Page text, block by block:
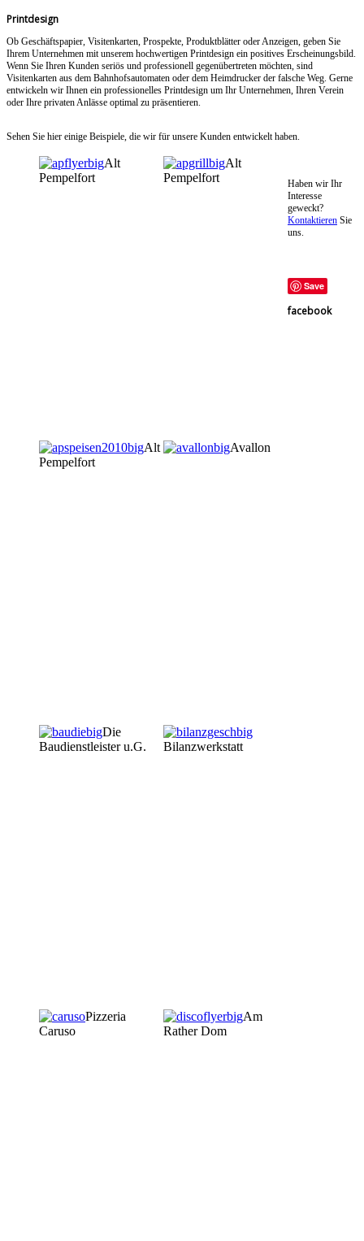
Printdesign
Ob Geschäftspapier, Visitenkarten, Prospekte, Produktblätter oder Anzeigen, geben Sie
Ihrem Unternehmen mit unserem hochwertigen Printdesign ein positives Erscheinungsbild.
Wenn Sie Ihren Kunden seriös und professionell gegenübertreten möchten, sind
Visitenkarten aus dem Bahnhofsautomaten oder dem Heimdrucker der falsche Weg. Gerne
entwickeln wir Ihnen ein professionelles Printdesign um Ihr Unternehmen, Ihren Verein
oder Ihre privaten Anlässe optimal zu präsentieren.
Sehen Sie hier einige Beispiele, die wir für unsere Kunden entwickelt haben.
Alt
Pempelfort
Alt
Pempelfort
Alt
Pempelfort
Avallon
Die
Baudienstleister u.G.
Bilanzwerkstatt
Pizzeria
Caruso
Am
Rather Dom
Haben wir Ihr
Interesse
geweckt?
Kontaktieren Sie
uns.
Save
facebook